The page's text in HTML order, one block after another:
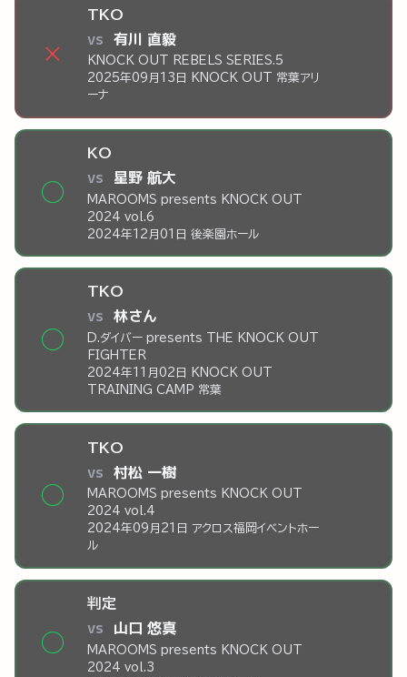
×
TKO
vs 有川 直毅
KNOCK OUT REBELS SERIES.5
2025年09月13日 KNOCK OUT 常葉アリ
ーナ
◯
KO
vs 星野 航大
MAROOMS presents KNOCK OUT
2024 vol.6
2024年12月01日 後楽園ホール
◯
TKO
vs 林さん
D.ダイバー presents THE KNOCK OUT
FIGHTER
2024年11月02日 KNOCK OUT
TRAINING CAMP 常葉
◯
TKO
vs 村松 一樹
MAROOMS presents KNOCK OUT
2024 vol.4
2024年09月21日 アクロス福岡イベントホー
ル
◯
判定
vs 山口 悠真
MAROOMS presents KNOCK OUT
2024 vol.3